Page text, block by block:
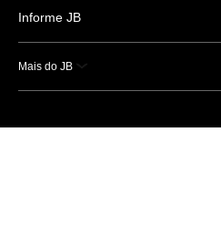
Informe JB
Mais do JB
Esportes